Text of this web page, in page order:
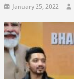
January 25, 2022